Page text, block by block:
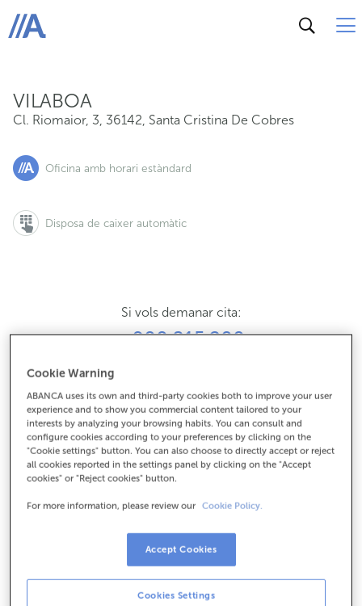
ABANCA
VILABOA
Cl. Riomaior, 3, 36142, Santa Cristina De Cobres
Oficina amb horari estàndard
Disposa de caixer automàtic
Si vols demanar cita:
900 815 200
986673800
Com arribar
De dilluns a divendres de8:15 a 14:00.
cita prèviai t'atendrem el dia i hora que
Cookie Warning
ABANCA uses its own and third-party cookies both to improve your user
experience and to show you commercial content tailored to your
interests by analyzing your browsing habits. You can consult and
configure cookies according to your preferences by clicking on the
"Cookie settings" button. You can also choose to directly accept or reject
all cookies reported in the settings panel by clicking on the "Accept
cookies" or "Reject cookies" button.
For more information, please review our Cookie Policy.
Cookies Settings
Accept Cookies
Cl. Riomaior, 3, 36142, Santa Cristina De Cobres